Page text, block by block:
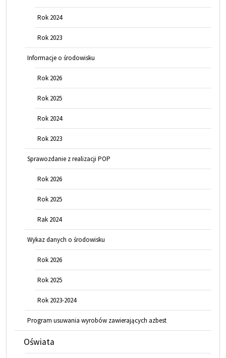
Rok 2024
Rok 2023
Informacje o środowisku
Rok 2026
Rok 2025
Rok 2024
Rok 2023
Sprawozdanie z realizacji POP
Rok 2026
Rok 2025
Rak 2024
Wykaz danych o środowisku
Rok 2026
Rok 2025
Rok 2023-2024
Program usuwania wyrobów zawierających azbest
Oświata